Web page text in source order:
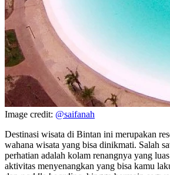
Image credit: @saifanah
Destinasi wisata di Bintan ini merupakan
wahana wisata yang bisa dinikmati. Salah
perhatian adalah kolam renangnya yang
aktivitas menyenangkan yang bisa kamu